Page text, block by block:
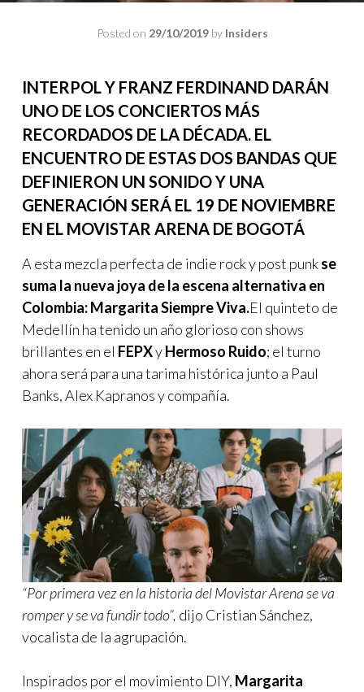
Posted on 29/10/2019by Insiders
INTERPOL Y FRANZ FERDINAND DARÁN
UNO DE LOS CONCIERTOS MÁS
RECORDADOS DE LA DÉCADA. EL
ENCUENTRO DE ESTAS DOS BANDAS QUE
DEFINIERON UN SONIDO Y UNA
GENERACIÓN SERÁ EL 19 DE NOVIEMBRE
EN EL MOVISTAR ARENA DE BOGOTÁ
A esta mezcla perfecta de indie rock y post punkse
suma la nueva joya de la escena alternativa en
Colombia: Margarita Siempre Viva.El quinteto de
Medellín ha tenido un año glorioso con shows
brillantes en el FEPXyHermoso Ruido; el turno
ahora será para una tarima histórica junto a Paul
Banks, Alex Kapranos y compañía.
“Por primera vez en la historia del Movistar Arena se va
romper y se va fundir todo”, dijo Cristian Sánchez,
vocalista de la agrupación.
Inspirados por el movimiento DIY, Margarita